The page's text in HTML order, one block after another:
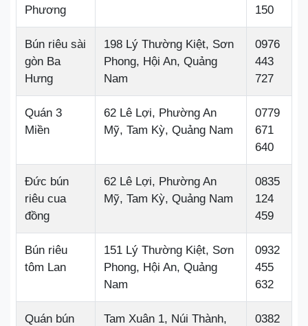
Phương
150
Bún riêu sài
gòn Ba
Hưng
198 Lý Thường Kiệt, Sơn
Phong, Hội An, Quảng
Nam
0976
443
727
Quán 3
Miền
62 Lê Lợi, Phường An
Mỹ, Tam Kỳ, Quảng Nam
0779
671
640
Đức bún
riêu cua
đồng
62 Lê Lợi, Phường An
Mỹ, Tam Kỳ, Quảng Nam
0835
124
459
Bún riêu
tôm Lan
151 Lý Thường Kiệt, Sơn
Phong, Hội An, Quảng
Nam
0932
455
632
Quán bún
Tam Xuân 1, Núi Thành,
0382